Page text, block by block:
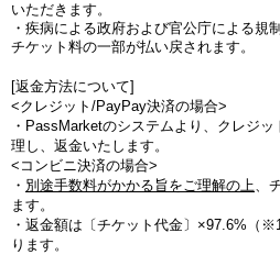
いただきます。
・疾病による政府および官公庁による規
チケット料の一部が払い戻されます。
[返金方法について]
<クレジット/PayPay決済の場合>
・PassMarketのシステムより、クレジ
理し、返金いたします。
<コンビニ決済の場合>
・ 別途手数料がかかる旨をご理解の上、
ます。
・ 返金額は〔チケット代金〕×97.6%（
ります。